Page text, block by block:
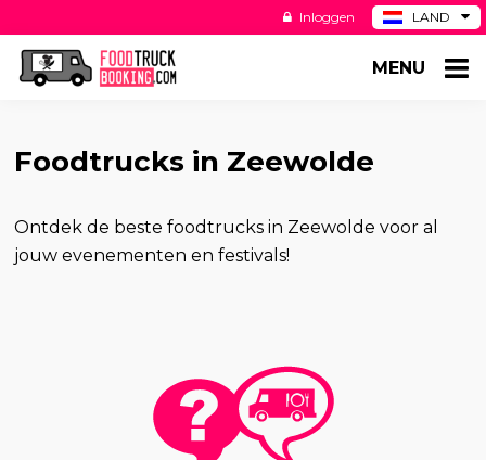
LAND
DE
Inloggen
MENU
Foodtrucks in Zeewolde
Ontdek de beste foodtrucks in Zeewolde voor al
jouw evenementen en festivals!